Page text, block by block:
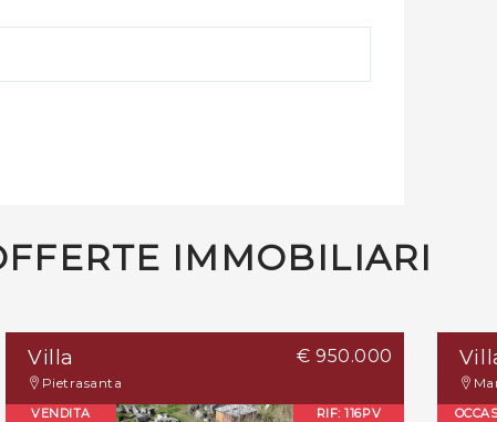
IMMOBILIARI
Villa € 950.000
Pietrasanta
VENDITA RIF: 116PV